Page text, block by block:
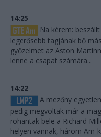
14:25
Na kérem:
legerősebb tagjának bő
győzelmet az Aston
lenne a csapat számára...
14:22
A mezőny
pedig megvoltak már a
rohantak bele a Richard
helyen vannak, három Am-